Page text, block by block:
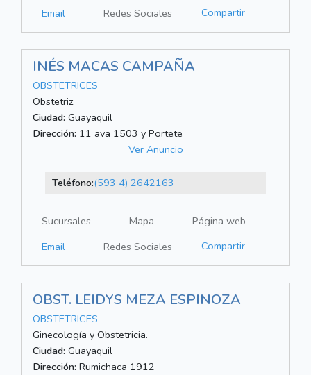
Email
Redes Sociales Compartir
INÉS MACAS CAMPAÑA
OBSTETRICES
Obstetriz
Ciudad: Guayaquil
Dirección: 11 ava 1503 y Portete
Ver Anuncio
Teléfono:(593 4) 2642163
Sucursales Mapa
Página web
Email
Redes Sociales Compartir
OBST. LEIDYS MEZA ESPINOZA
OBSTETRICES
Ginecología y Obstetricia.
Ciudad: Guayaquil
Dirección: Rumichaca 1912